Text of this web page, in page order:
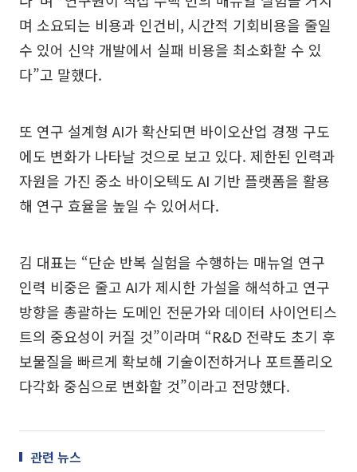
며 소요되는 비용과 인건비, 시간적 기회비용을 줄일
수 있어 신약 개발에서 실패 비용을 최소화할 수 있
다”고 말했다.
또 연구 설계형 AI가 확산되면 바이오산업 경쟁 구도
에도 변화가 나타날 것으로 보고 있다. 제한된 인력과
자원을 가진 중소 바이오텍도 AI 기반 플랫폼을 활용
해 연구 효율을 높일 수 있어서다.
김 대표는 “단순 반복 실험을 수행하는 매뉴얼 연구
인력 비중은 줄고 AI가 제시한 가설을 해석하고 연구
방향을 총괄하는 도메인 전문가와 데이터 사이언티스
트의 중요성이 커질 것”이라며 “R&D 전략도 초기 후
보물질을 빠르게 확보해 기술이전하거나 포트폴리오
다각화 중심으로 변화할 것”이라고 전망했다.
관련 뉴스